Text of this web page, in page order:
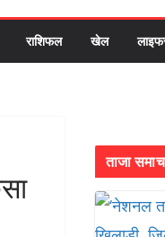
राशिफल खेल
ताजा